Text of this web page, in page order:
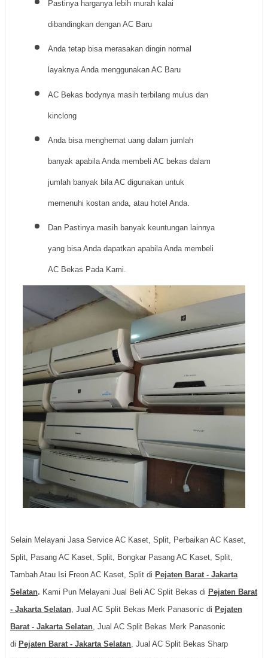
Pastinya harganya lebih murah kalai
dibandingkan dengan AC Baru
Anda tetap bisa merasakan dingin normal
layaknya Anda menggunakan AC Baru
AC Bekas bodynya masih terbilang mulus dan
kinclong
Anda bisa menghemat uang dalam jumlah
banyak apabila Anda membeli AC bekas dalam
jumlah banyak bila AC digunakan untuk
memenuhi kostan anda, atau hotel Anda.
Dan Pastinya masih banyak keuntungan lainnya
yang bisa Anda dapatkan apabila Anda membeli
AC Bekas Pada Kami.
Selain Melayani Jasa Service AC Kaset, Split, Perbaikan AC Kaset,
Split, Pasang AC Kaset, Split, Bongkar Pasang AC Kaset, Split,
Tambah Atau Isi Freon AC Kaset, Split di Pejaten Barat - Jakarta
Selatan. Kami Pun Melayani Jual Beli AC Split Bekas di Pejaten Barat
- Jakarta Selatan, Jual AC Split Bekas Merk Panasonic di Pejaten
Barat - Jakarta Selatan, Jual AC Split Bekas Merk Panasonic
di Pejaten Barat - Jakarta Selatan, Jual AC Split Bekas Sharp